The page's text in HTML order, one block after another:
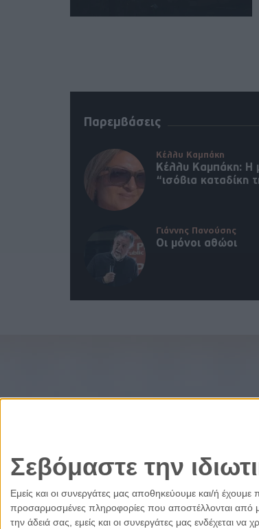
Σεβόμαστε την
Εμείς και οι συνεργάτες μας αποθηκεύουμε και/ή
προσαρμοσμένες πληροφορίες που αποστέλλονται από
την άδειά σας, εμείς και οι συνεργάτες μας ενδέχεται
Παρεμβάσεις
Κέλλυ Καμπάκη
Κέλλυ Καμπάκη: Η
“ισόβια καταδίκη
Γιάννης Πανούσης
Οι μόνοι αθώοι